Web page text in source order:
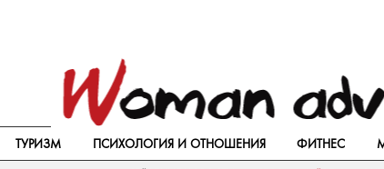
ТУРИЗМ ПСИХОЛОГИЯ И ОТНОШЕНИЯ ФИТНЕС